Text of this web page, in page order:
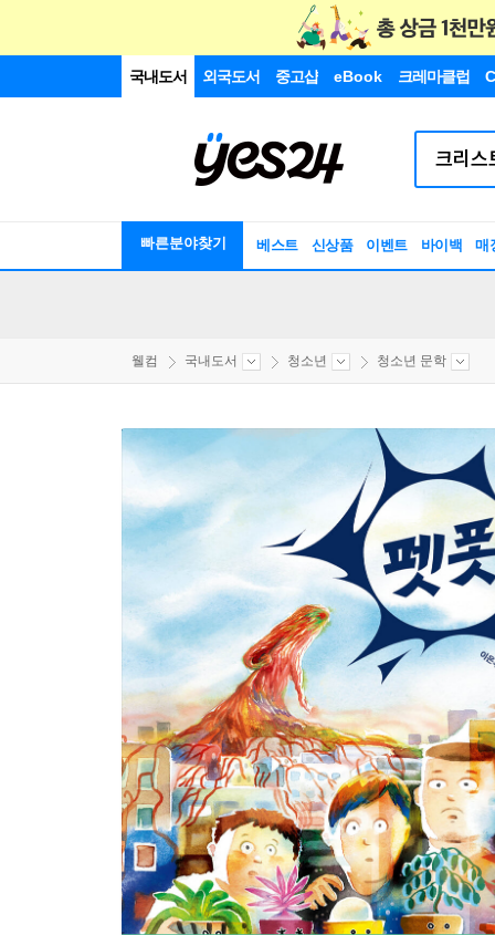
국내도서 외국도서 중고샵 eBook 크레마클럽
빠른분야찾기 베스트 신상품 이벤트 바이백 매
웰컴 국내도서 청소년 청소년 문학